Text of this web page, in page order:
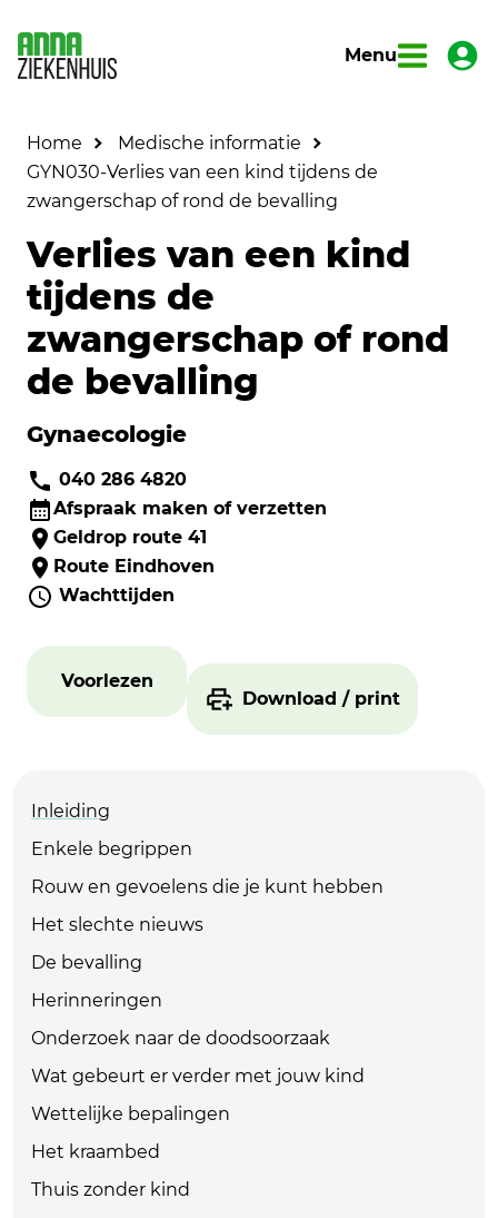
Menu
Home
Medische informatie
GYN030-Verlies van een kind tijdens de
zwangerschap of rond de bevalling
Verlies van een kind
tijdens de
zwangerschap of rond
de bevalling
Gynaecologie
040 286 4820
Afspraak maken of verzetten
Geldrop route 41
Route Eindhoven
Wachttijden
Voorlezen
Download / print
Inleiding
Enkele begrippen
Rouw en gevoelens die je kunt hebben
Het slechte nieuws
De bevalling
Herinneringen
Onderzoek naar de doodsoorzaak
Wat gebeurt er verder met jouw kind
Wettelijke bepalingen
Het kraambed
Thuis zonder kind